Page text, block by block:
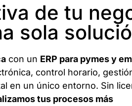
de tu
sola
con un ERP para pymes y
control horario,
en un único entorno. Sin
tus procesos más